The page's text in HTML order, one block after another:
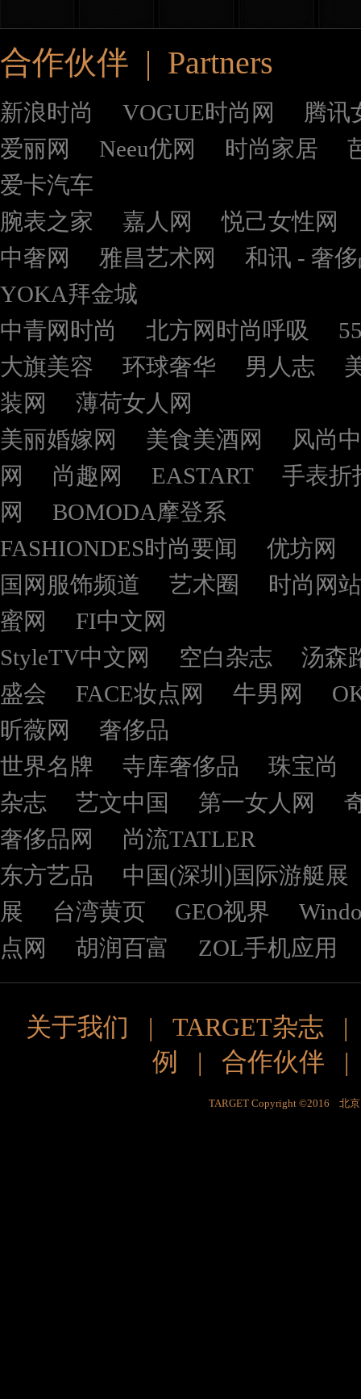
合作伙伴 | Partners
新浪时尚 VOGUE时尚网
腾讯
爱丽网
Neeu优网 时尚家居
爱卡汽车
腕表之家
嘉人网
悦己女性网
中奢网
雅昌艺术网
和讯 - 奢
YOKA拜金城
中青网时尚
北方网时尚呼吸
大旗美容
环球奢华 男人志
装网
薄荷女人网
美丽婚嫁网
美食美酒网
风尚
网
尚趣网 EASTART
手表折
网
BOMODA摩登系
FASHIONDES时尚要闻
优坊网
国网服饰频道
艺术圈
时尚网站
蜜网
FI中文网
StyleTV中文网
空白杂志
汤森
盛会
FACE妆点网 牛男网
昕薇网
奢侈品
世界名牌
寺库奢侈品
珠宝尚
杂志
艺文中国 第一女人网
奢侈品网
尚流TATLER
东方艺品
中国(深圳)国际游艇展
展
台湾黄页 GEO视界
点网
胡润百富 ZOL手机应用
关于我们 | TARGET杂志
例
| 合作伙伴
TARGET Copyright ©2016 北